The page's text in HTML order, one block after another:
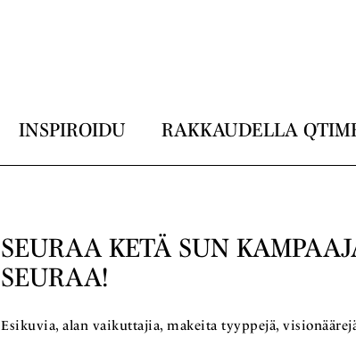
INSPIROIDU RAKKAUDELLA
SEURAA KETÄ SUN
SEURAA!
Esikuvia, alan vaikuttajia, makeita tyyppejä,